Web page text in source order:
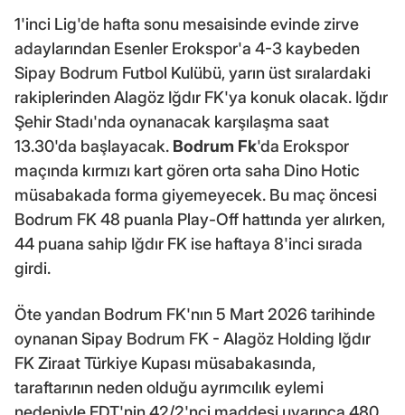
1'inci Lig'de hafta sonu mesaisinde evinde zirve
adaylarından Esenler Erokspor'a 4-3 kaybeden
Sipay Bodrum Futbol Kulübü, yarın üst sıralardaki
rakiplerinden Alagöz Iğdır FK'ya konuk olacak. Iğdır
Şehir Stadı'nda oynanacak karşılaşma saat
13.30'da başlayacak. Bodrum Fk'da Erokspor
maçında kırmızı kart gören orta saha Dino Hotic
müsabakada forma giyemeyecek. Bu maç öncesi
Bodrum FK 48 puanla Play-Off hattında yer alırken,
44 puana sahip Iğdır FK ise haftaya 8'inci sırada
girdi.
Öte yandan Bodrum FK'nın 5 Mart 2026 tarihinde
oynanan Sipay Bodrum FK - Alagöz Holding Iğdır
FK Ziraat Türkiye Kupası müsabakasında,
taraftarının neden olduğu ayrımcılık eylemi